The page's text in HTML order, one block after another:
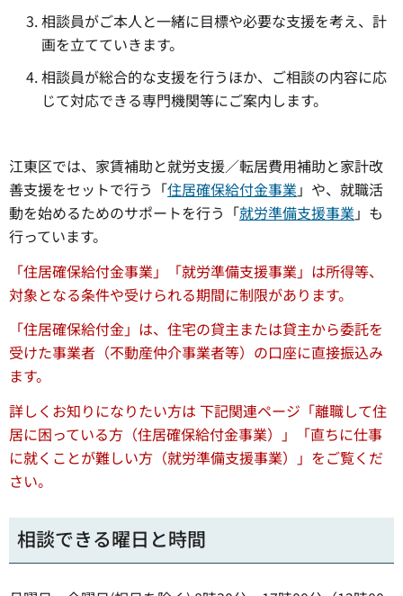
相談員がご本人と一緒に目標や必要な支援を考え、計
画を立てていきます。
相談員が総合的な支援を行うほか、ご相談の内容に応
じて対応できる専門機関等にご案内します。
江東区では、家賃補助と就労支援／転居費用補助と家計改
善支援をセットで行う「住居確保給付金事業 」や、就職活
動を始めるためのサポートを行う「就労準備支援事業 」も
行っています。
「住居確保給付金事業」「就労準備支援事業」は所得等、
対象となる条件や受けられる期間に制限があります。
「住居確保給付金」は、住宅の貸主または貸主から委託を
受けた事業者（不動産仲介事業者等）の口座に直接振込み
ます。
詳しくお知りになりたい方は 下記関連ページ 「離職して住
居に困っている方（住居確保給付金事業）」「直ちに仕事
に就くことが難しい方（就労準備支援事業）」をご覧くだ
さい。
相談できる曜日と時間